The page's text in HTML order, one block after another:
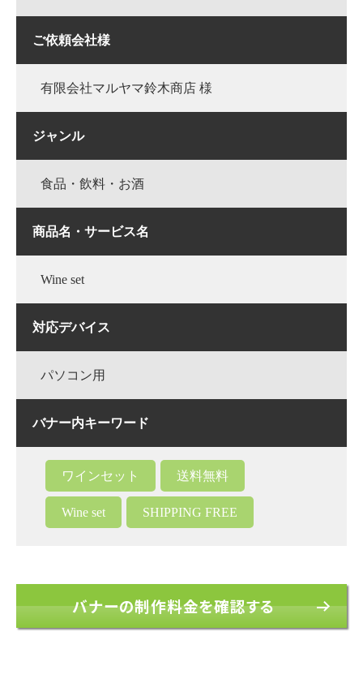
ご依頼会社様
有限会社マルヤマ鈴木商店 様
ジャンル
食品・飲料・お酒
商品名・サービス名
Wine set
対応デバイス
パソコン用
バナー内キーワード
ワインセット 送料無料
Wine set SHIPPING FREE
バナーの制作料金を確認する